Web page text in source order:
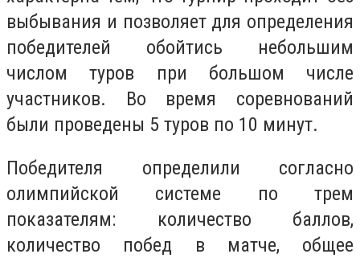
выбывания и позволяет для определения
победителей обойтись небольшим
числом туров при большом числе
участников. Во время соревнований
были проведены 5 туров по 10 минут.
Победителя определили согласно
олимпийской системе по трем
показателям: количество баллов,
количество побед в матче, общее